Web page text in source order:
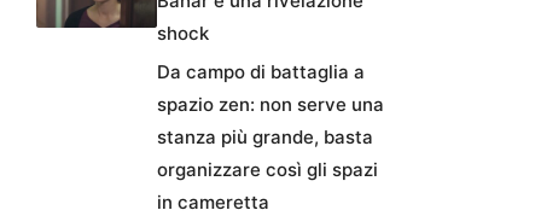
shock
Da campo di battaglia a
spazio zen: non serve una
stanza più grande, basta
organizzare così gli spazi
in cameretta